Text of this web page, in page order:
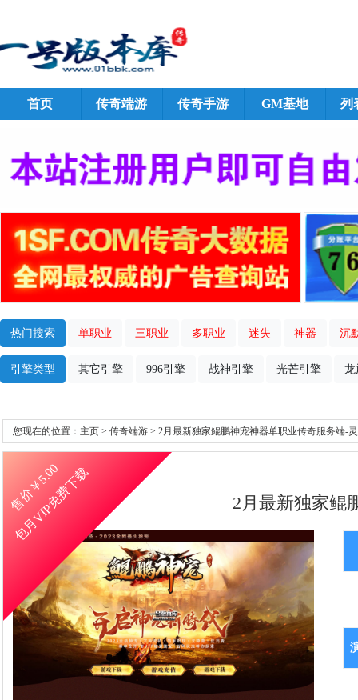
首页 传奇端游 传奇手游 GM基地 列
热门搜索 单职业 三职业 多职业 迷失 神器 沉
引擎类型 其它引擎 996引擎 战神引擎 光芒引擎 龙
您现在的位置： 主页 > 传奇端游 > 2月最新独家鲲鹏神宠神器单职业传奇服务端-
售价￥
5.00
包月VIP免费下载 2月最新独家鲲